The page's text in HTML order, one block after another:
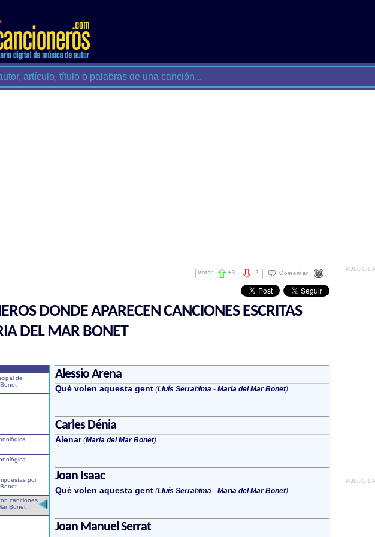
Comentar
-2
Vota: +3
DONDE APARECEN CANCIONES ESCRITAS
DEL MAR BONET
de
por
canciones
Bonet
Alessio Arena
Què volen aquesta gent (Lluís Serrahima- Maria del Mar Bonet)
Carles Dénia
Alenar (Maria del Mar Bonet)
Joan Isaac
Què volen aquesta gent (Lluís Serrahima- Maria del Mar Bonet)
Joan Manuel Serrat